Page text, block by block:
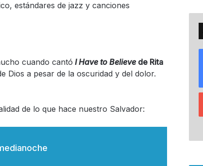
estándares de jazz y canciones
cuando cantó I Have to Believede Rita
Dios a pesar de la oscuridad y del dolor.
de lo que hace nuestro Salvador: